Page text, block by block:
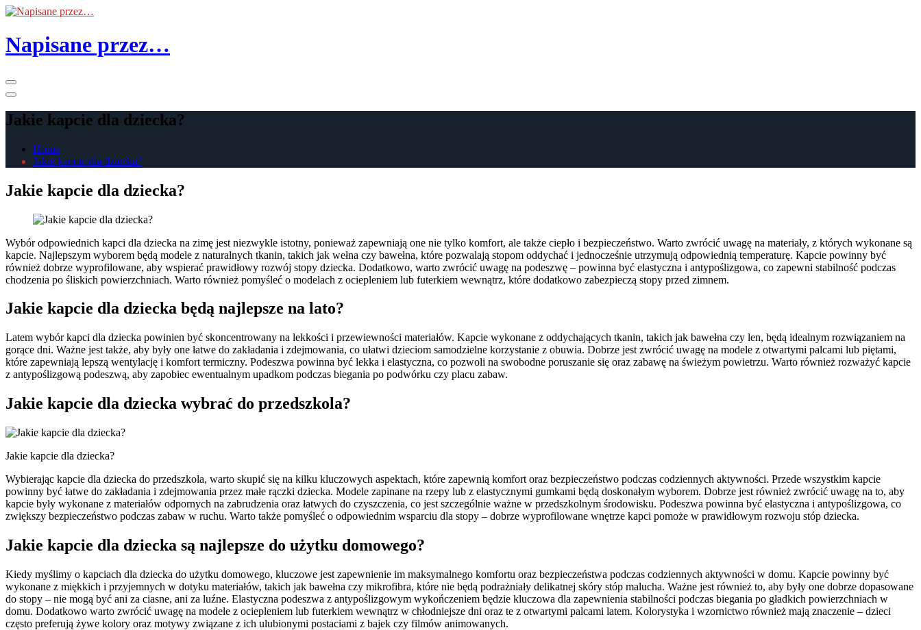
Skip
the
content
Napisane przez…
Jakie kapcie dla dziecka?
Home
Jakie kapcie dla dziecka?
Jakie kapcie dla dziecka?
Wybór odpowiednich kapci dla dziecka na zimę jest niezwykle istotny, ponieważ zapewniają one nie tylko komfort, ale także ciepło i bezpieczeństwo. Warto zwrócić uwagę na materiały, z których wykonane są
kapcie. Najlepszym wyborem będą modele z naturalnych tkanin, takich jak wełna czy bawełna, które pozwalają stopom oddychać i jednocześnie utrzymują odpowiednią temperaturę. Kapcie powinny być
również dobrze wyprofilowane, aby wspierać prawidłowy rozwój stopy dziecka. Dodatkowo, warto zwrócić uwagę na podeszwę – powinna być elastyczna i antypoślizgowa, co zapewni stabilność podczas
chodzenia po śliskich powierzchniach. Warto również pomyśleć o modelach z ociepleniem lub futerkiem wewnątrz, które dodatkowo zabezpieczą stopy przed zimnem.
Jakie kapcie dla dziecka będą najlepsze na lato?
Latem wybór kapci dla dziecka powinien być skoncentrowany na lekkości i przewiewności materiałów. Kapcie wykonane z oddychających tkanin, takich jak bawełna czy len, będą idealnym rozwiązaniem na
gorące dni. Ważne jest także, aby były one łatwe do zakładania i zdejmowania, co ułatwi dzieciom samodzielne korzystanie z obuwia. Dobrze jest zwrócić uwagę na modele z otwartymi palcami lub piętami,
które zapewniają lepszą wentylację i komfort termiczny. Podeszwa powinna być lekka i elastyczna, co pozwoli na swobodne poruszanie się oraz zabawę na świeżym powietrzu. Warto również rozważyć kapcie
z antypoślizgową podeszwą, aby zapobiec ewentualnym upadkom podczas biegania po podwórku czy placu zabaw.
Jakie kapcie dla dziecka wybrać do przedszkola?
Jakie kapcie dla dziecka?
Wybierając kapcie dla dziecka do przedszkola, warto skupić się na kilku kluczowych aspektach, które zapewnią komfort oraz bezpieczeństwo podczas codziennych aktywności. Przede wszystkim kapcie
powinny być łatwe do zakładania i zdejmowania przez małe rączki dziecka. Modele zapinane na rzepy lub z elastycznymi gumkami będą doskonałym wyborem. Dobrze jest również zwrócić uwagę na to, aby
kapcie były wykonane z materiałów odpornych na zabrudzenia oraz łatwych do czyszczenia, co jest szczególnie ważne w przedszkolnym środowisku. Podeszwa powinna być elastyczna i antypoślizgowa, co
zwiększy bezpieczeństwo podczas zabaw w ruchu. Warto także pomyśleć o odpowiednim wsparciu dla stopy – dobrze wyprofilowane wnętrze kapci pomoże w prawidłowym rozwoju stóp dziecka.
Jakie kapcie dla dziecka są najlepsze do użytku domowego?
Kiedy myślimy o kapciach dla dziecka do użytku domowego, kluczowe jest zapewnienie im maksymalnego komfortu oraz bezpieczeństwa podczas codziennych aktywności w domu. Kapcie powinny być
wykonane z miękkich i przyjemnych w dotyku materiałów, takich jak bawełna czy mikrofibra, które nie będą podrażniały delikatnej skóry stóp malucha. Ważne jest również to, aby były one dobrze dopasowane
do stopy – nie mogą być ani za ciasne, ani za luźne. Elastyczna podeszwa z antypoślizgowym wykończeniem będzie kluczowa dla zapewnienia stabilności podczas biegania po gładkich powierzchniach w
domu. Dodatkowo warto zwrócić uwagę na modele z ociepleniem lub futerkiem wewnątrz w chłodniejsze dni oraz te z otwartymi palcami latem. Kolorystyka i wzornictwo również mają znaczenie – dzieci
często preferują żywe kolory oraz motywy związane z ich ulubionymi postaciami z bajek czy filmów animowanych.